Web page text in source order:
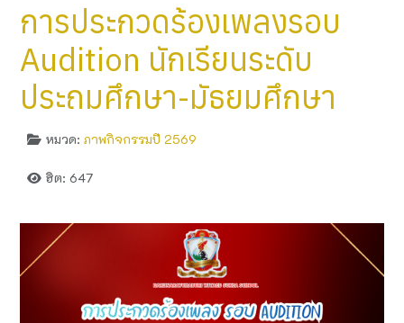
การประกวดร้องเพลงรอบ
Audition นักเรียนระดับ
ประถมศึกษา-มัธยมศึกษา
หมวด: ภาพกิจกรรมปี 2569
ฮิต: 647